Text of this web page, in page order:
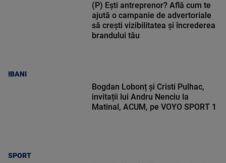
IBANI
(P) Ești antreprenor? Află cum te
ajută o campanie de advertoriale
să crești vizibilitatea și încrederea
brandului tău
SPORT
Bogdan Lobonț și Cristi Pulhac,
invitații lui Andru Nenciu la
Matinal, ACUM, pe VOYO SPORT 1